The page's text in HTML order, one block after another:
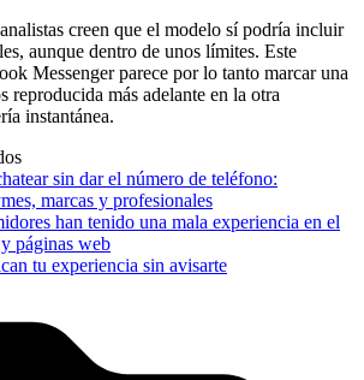
creen que el modelo sí podría incluir
aunque dentro de unos límites. Este
Messenger parece por lo tanto marcar una
reproducida más adelante en la otra
instantánea.
sin dar el número de teléfono:
marcas y profesionales
han tenido una mala experiencia en el
páginas web
tu experiencia sin avisarte